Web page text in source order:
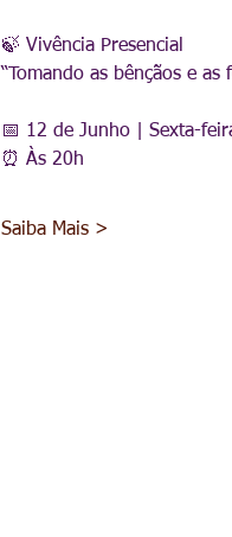
🍃 Vivência Presencial
“Tomando as bênçãos e as
📅 12 de Junho | Sexta-
⏰ Às 20h
Saiba Mais >